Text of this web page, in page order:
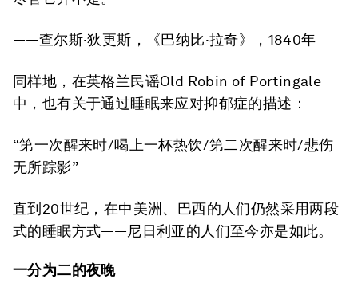
——查尔斯·狄更斯，《巴纳比·拉奇》，1840年
同样地，在英格兰民谣Old Robin of Portingale
中，也有关于通过睡眠来应对抑郁症的描述：
“第一次醒来时/喝上一杯热饮/第二次醒来时/悲伤
无所踪影”
直到20世纪，在中美洲、巴西的人们仍然采用两段
式的睡眠方式——尼日利亚的人们至今亦是如此。
一分为二的夜晚